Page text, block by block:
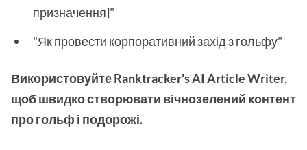
призначення]"
"Як провести корпоративний захід з гольфу"
Використовуйте Ranktracker's AI Article Writer,
щоб швидко створювати вічнозелений контент
про гольф і подорожі.